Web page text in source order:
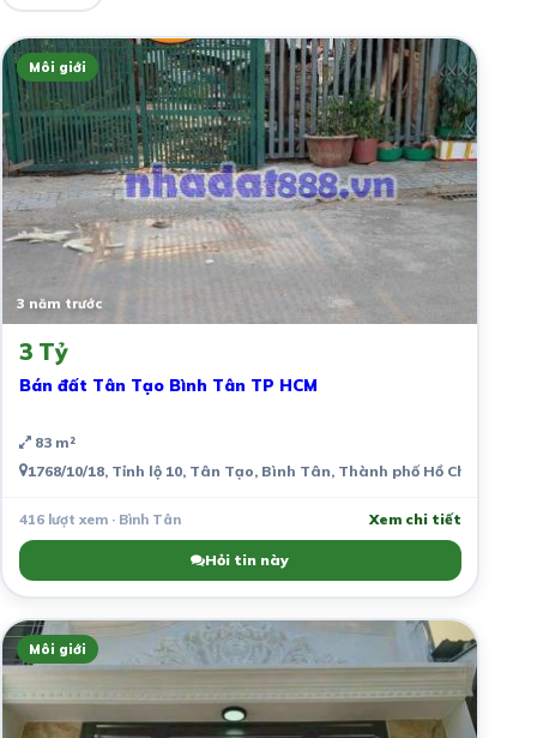
Môi giới
3 năm trước
3 Tỷ
Bán đất Tân Tạo Bình Tân TP HCM
83 m²
1768/10/18, Tỉnh lộ 10, Tân Tạo, Bình Tân, Thành phố Hồ Chí Minh,
416 lượt xem · Bình Tân Xem chi tiết
Hỏi tin này
Môi giới